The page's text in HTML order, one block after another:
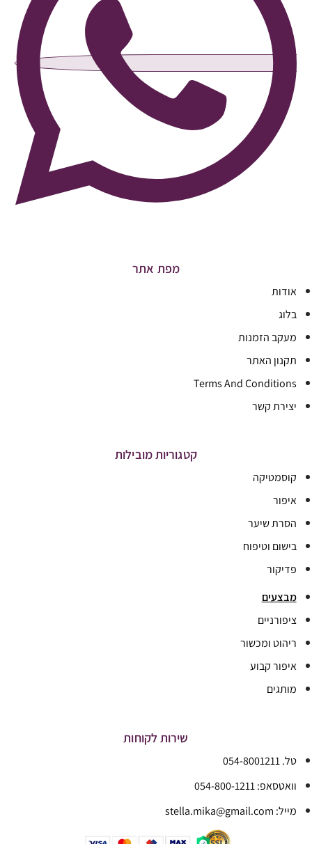
מפת אתר
אודות
בלוג
מעקב הזמנות
תקנון האתר
Terms And Conditions
יצירת קשר
קטגוריות מובילות
קוסמטיקה
איפור
הסרת שיער
בישום וטיפוח
פדיקור
מבצעים
ציפורניים
ריהוט ומכשור
איפור קבוע
מותגים
שירות לקוחות
טל. 054-8001211
וואטסאפ: 054-800-1211
מייל: stella.mika@gmail.com